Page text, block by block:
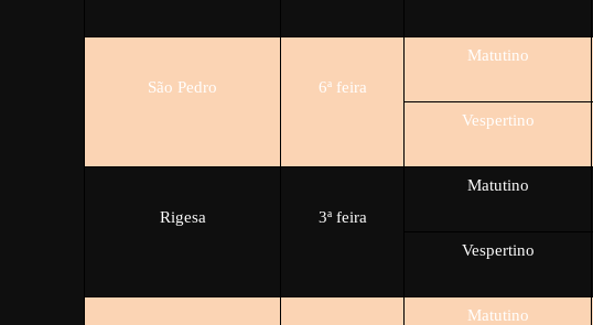
São Pedro 6ª feira
Matutino
Vespertino
Rigesa 3ª feira
Matutino
Vespertino
Matutino